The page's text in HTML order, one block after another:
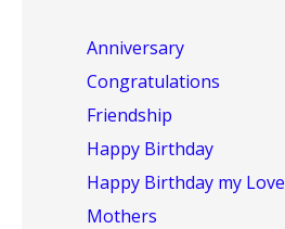
Anniversary
Congratulations
Friendship
Happy Birthday
Happy Birthday my Love
Mothers